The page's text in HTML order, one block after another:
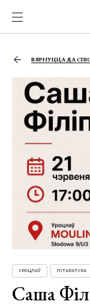
ВЯРНУЦЦА ДА
УРОЦЛАЎ ЛІТАРАТУРА
Саша